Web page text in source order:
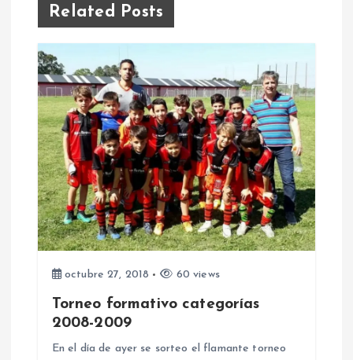
g
a
c
ó
n
d
Related Posts
octubre 27, 2018 60 views
Torneo formativo categorías
2008-2009
En el día de ayer se sorteo el flamante torneo